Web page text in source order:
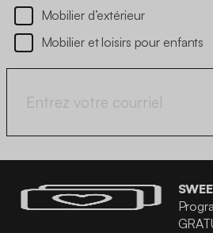
Mobilier d’extérieur
Mobilier et loisirs pour enfants